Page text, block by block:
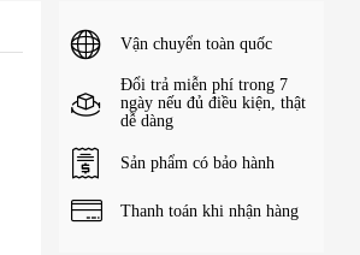
Vận chuyển toàn quốc
Đổi trả miễn phí trong 7
ngày nếu đủ điều kiện, thật
dễ dàng
Sản phẩm có bảo hành
Thanh toán khi nhận hàng